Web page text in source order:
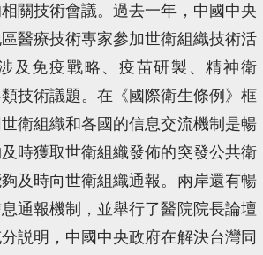
關技術會議。過去一年，中國中央
醫療技術專家參加世衛組織技術活
及免疫戰略、疫苗研製、精神衛
技術議題。在《國際衛生條例》框
衛組織和各國的信息交流機制是暢
時獲取世衛組織發佈的突發公共衛
及時向世衛組織通報。兩岸還有暢
通報機制，並舉行了醫院院長論壇
説明，中國中央政府在解決台灣同